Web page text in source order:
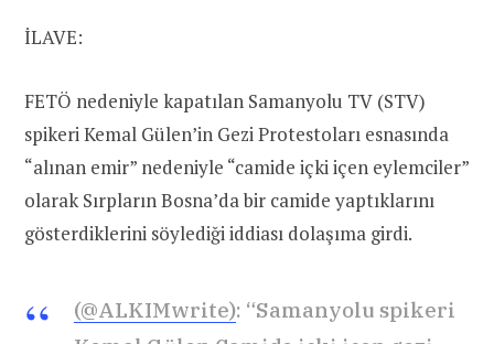
İLAVE:
FETÖ nedeniyle kapatılan Samanyolu TV (STV)
spikeri Kemal Gülen’in Gezi Protestoları esnasında
“alınan emir” nedeniyle “camide içki içen eylemciler”
olarak Sırpların Bosna’da bir camide yaptıklarını
gösterdiklerini söylediği iddiası dolaşıma girdi.
(@ALKIMwrite): “Samanyolu spikeri